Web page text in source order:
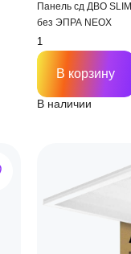
Панель сд ДВО SLIM
без ЭПРА NEOX
В наличии
В корзину